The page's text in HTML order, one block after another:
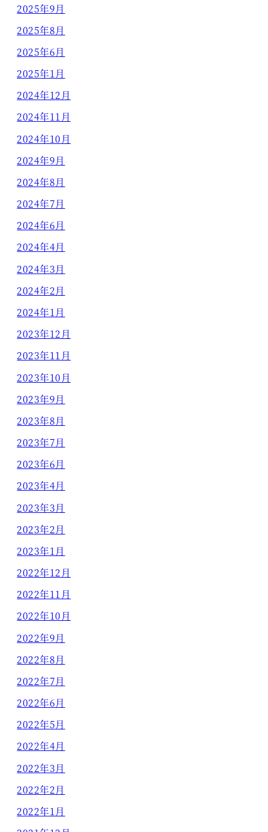
2025年9月
2025年8月
2025年6月
2025年1月
2024年12月
2024年11月
2024年10月
2024年9月
2024年8月
2024年7月
2024年6月
2024年4月
2024年3月
2024年2月
2024年1月
2023年12月
2023年11月
2023年10月
2023年9月
2023年8月
2023年7月
2023年6月
2023年4月
2023年3月
2023年2月
2023年1月
2022年12月
2022年11月
2022年10月
2022年9月
2022年8月
2022年7月
2022年6月
2022年5月
2022年4月
2022年3月
2022年2月
2022年1月